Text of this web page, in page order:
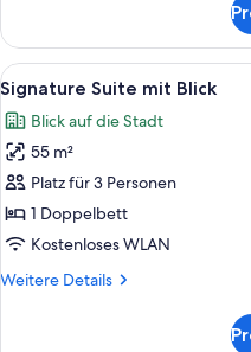
Zimmer
mit
Blick
Alle
Fotos
für
Signature
Suite
mit
Blick
9
Signature Suite mit Blick
Blick auf die Stadt
55 m²
Platz für 3 Personen
1 Doppelbett
Kostenloses WLAN
Weitere Details
Weitere